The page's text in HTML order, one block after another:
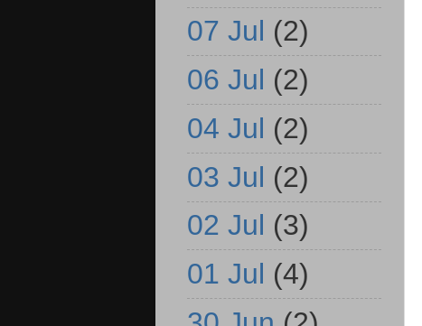
07 Jul (2)
06 Jul (2)
04 Jul (2)
03 Jul (2)
02 Jul (3)
01 Jul (4)